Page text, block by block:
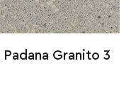
Granito 3